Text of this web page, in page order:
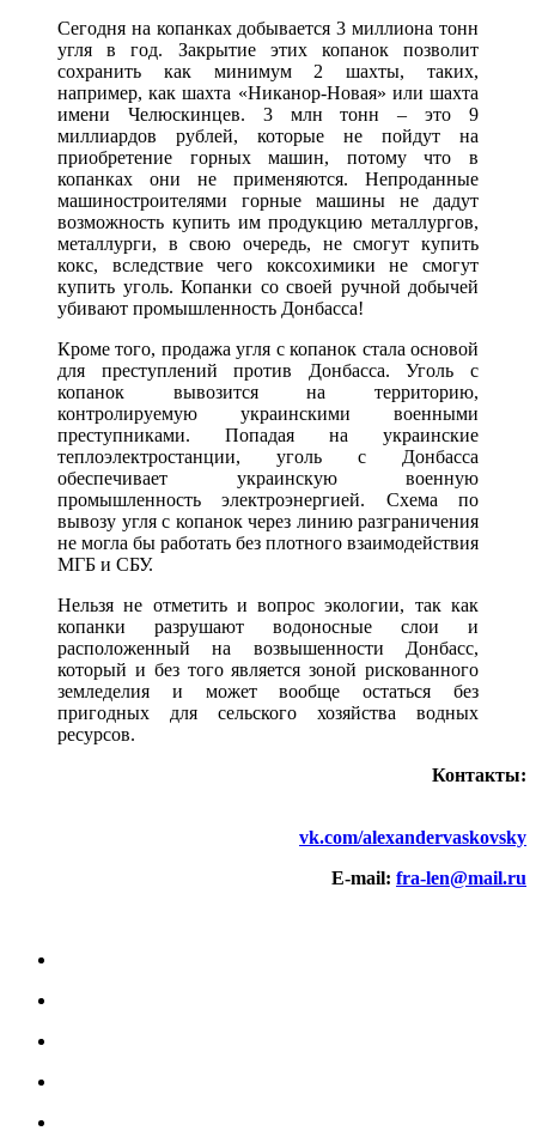
Сегодня на копанках добывается 3 миллиона тонн
угля в год. Закрытие этих копанок позволит
сохранить как минимум 2 шахты, таких,
например, как шахта «Никанор-Новая» или шахта
имени Челюскинцев. 3 млн тонн – это 9
миллиардов рублей, которые не пойдут на
приобретение горных машин, потому что в
копанках они не применяются. Непроданные
машиностроителями горные машины не дадут
возможность купить им продукцию металлургов,
металлурги, в свою очередь, не смогут купить
кокс, вследствие чего коксохимики не смогут
купить уголь. Копанки со своей ручной добычей
убивают промышленность Донбасса!
Кроме того, продажа угля с копанок стала основой
для преступлений против Донбасса. Уголь с
копанок вывозится на территорию,
контролируемую украинскими военными
преступниками. Попадая на украинские
теплоэлектростанции, уголь с Донбасса
обеспечивает украинскую военную
промышленность электроэнергией. Схема по
вывозу угля с копанок через линию разграничения
не могла бы работать без плотного взаимодействия
МГБ и СБУ.
Нельзя не отметить и вопрос экологии, так как
копанки разрушают водоносные слои и
расположенный на возвышенности Донбасс,
который и без того является зоной рискованного
земледелия и может вообще остаться без
пригодных для сельского хозяйства водных
ресурсов.
Контакты:
vk.com/alexandervaskovsky
Е-mail: fra-len@mail.ru